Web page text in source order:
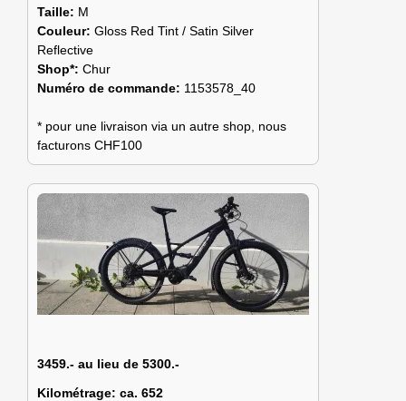
Taille: M
Couleur: Gloss Red Tint / Satin Silver
Reflective
Shop*: Chur
Numéro de commande: 1153578_40
* pour une livraison via un autre shop, nous
facturons CHF100
3459.- au lieu de 5300.-
Kilométrage: ca. 652